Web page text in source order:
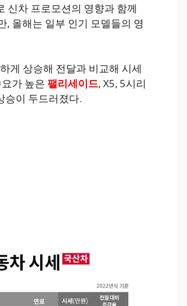
신차 프로모션의 영향과 함께
, 올해는 일부 인기 모델들의 영
게 상승해 전달과 비교해 시세
가 높은 팰리세이드, X5, 5시리
승이 두드러졌다.